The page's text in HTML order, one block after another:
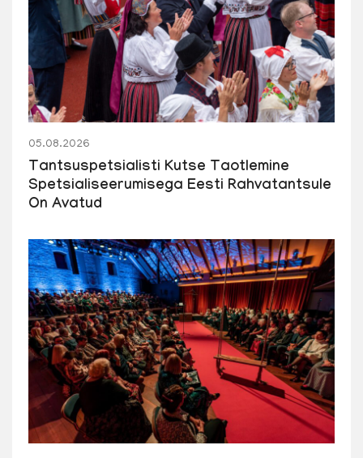
05.08.2026
Tantsuspetsialisti Kutse Taotlemine
Spetsialiseerumisega Eesti Rahvatantsule
On Avatud